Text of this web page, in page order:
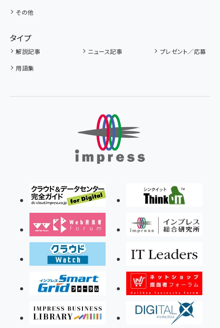
その他
タイプ
解説記事 ニュース記事
プレゼント／応募
用語集